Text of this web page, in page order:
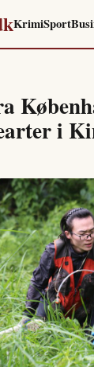
KrimiSport
i